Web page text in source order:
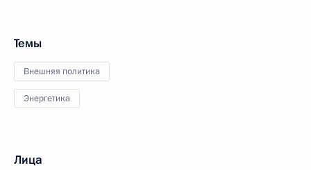
Темы
Внешняя политика
Энергетика
Лица